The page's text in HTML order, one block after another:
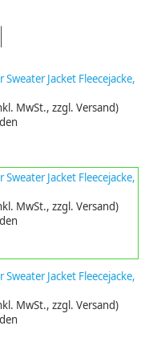
Jacket Fleecejacke,
MwSt., zzgl. Versand)
Jacket Fleecejacke,
MwSt., zzgl. Versand)
Jacket Fleecejacke,
MwSt., zzgl. Versand)